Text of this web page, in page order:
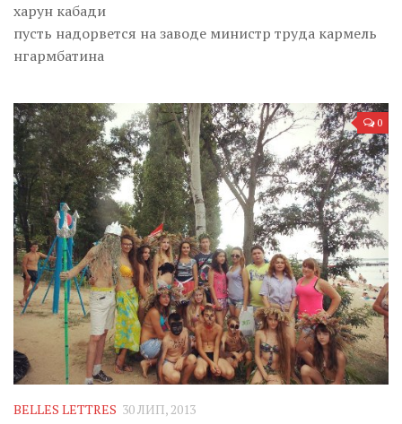
харун кабади
пусть надорвется на заводе министр труда кармель
нгармбатина
0
BELLES LETTRES 30 ЛИП, 2013